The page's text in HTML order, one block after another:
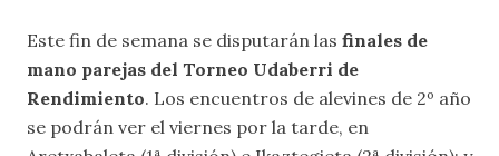
Este fin de semana se disputarán las finales de
mano parejas del Torneo Udaberri de
Rendimiento. Los encuentros de alevines de 2º año
se podrán ver el viernes por la tarde, en